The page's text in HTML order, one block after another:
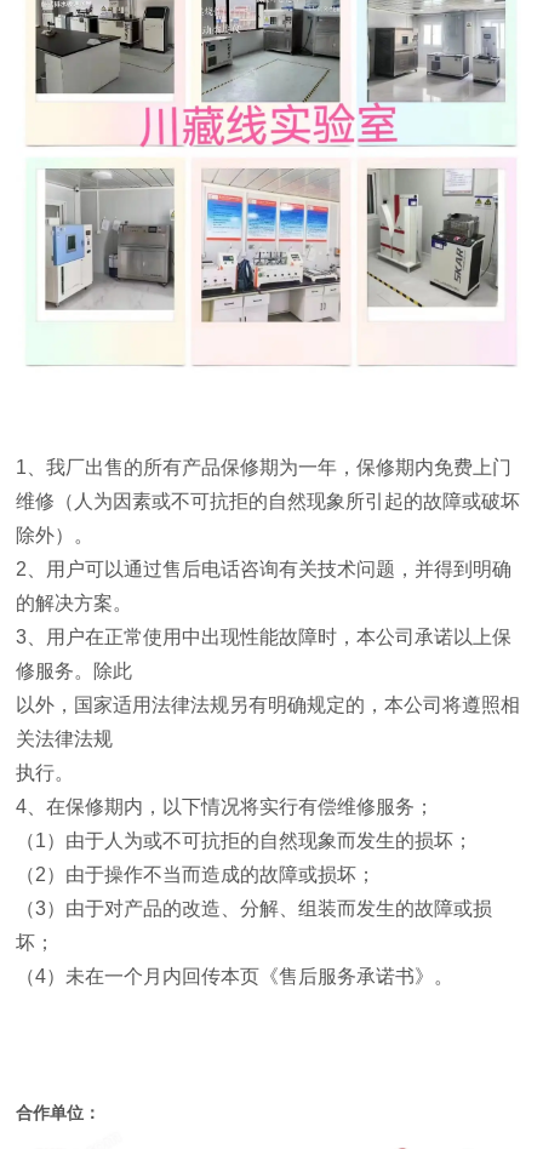
1 、我厂出售的所有产品保修期为一年，保修期内免费上门
维修（人为因素或不可抗拒的自然现象所引起的故障或破坏
除外）。
2 、用户可以通过售后电话咨询有关技术问题，并得到明确
的解决方案。
3 、用户在正常使用中出现性能故障时，本公司承诺以上保
修服务。除此
以外，国家适用法律法规另有明确规定的，本公司将遵照相
关法律法规
执行。
4 、在保修期内，以下情况将实行有偿维修服务；
（1）由于人为或不可抗拒的自然现象而发生的损坏；
（2）由于操作不当而造成的故障或损坏；
（3）由于对产品的改造、分解、组装而发生的故障或损
坏；
（4）未在一个月内回传本页《售后服务承诺书》。
合作单位：